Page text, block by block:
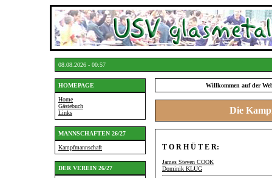
08.08.2026 - 00:57
HOMEPAGE
Home
Gästebuch
Links
MANNSCHAFTEN 26/27
Kampfmannschaft
DER VEREIN 26/27
Willkommen auf der
Die
T O R H Ü T E R:
James Steven COOK
Dominik KLUG